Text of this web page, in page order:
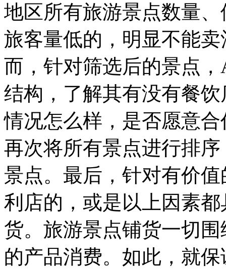
地区所有旅游景点数量
旅客量低的，明显不能
而，针对筛选后的景点
结构，了解其有没有餐
情况怎么样，是否愿意
再次将所有景点进行排
景点。最后，针对有价
利店的，或是以上因素
货。旅游景点铺货一切
的产品消费。如此，就